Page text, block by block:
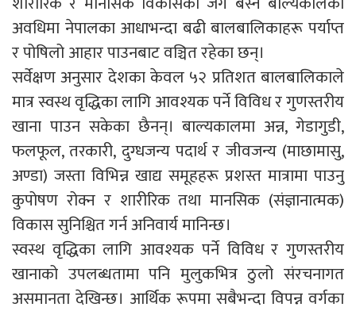
अवधिमा नेपालका आधाभन्दा बढी बालबालिकाहरू पर्याप्त
र पोषिलो आहार पाउनबाट वञ्चित रहेका छन्।
सर्वेक्षण अनुसार देशका केवल ५२ प्रतिशत बालबालिकाले
मात्र स्वस्थ वृद्धिका लागि आवश्यक पर्ने विविध र गुणस्तरीय
खाना पाउन सकेका छैनन्। बाल्यकालमा अन्न, गेडागुडी,
फलफूल, तरकारी, दुग्धजन्य पदार्थ र जीवजन्य (माछामासु,
अण्डा) जस्ता विभिन्न खाद्य समूहहरू प्रशस्त मात्रामा पाउनु
कुपोषण रोक्न र शारीरिक तथा मानसिक (संज्ञानात्मक)
विकास सुनिश्चित गर्न अनिवार्य मानिन्छ।
स्वस्थ वृद्धिका लागि आवश्यक पर्ने विविध र गुणस्तरीय
खानाको उपलब्धतामा पनि मुलुकभित्र ठुलो संरचनागत
असमानता देखिन्छ। आर्थिक रूपमा सबैभन्दा विपन्न वर्गका